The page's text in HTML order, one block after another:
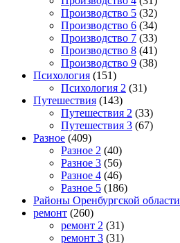
Производство 5 (32)
Производство 6 (34)
Производство 7 (33)
Производство 8 (41)
Производство 9 (38)
Психология (151)
Психология 2 (31)
Путешествия (143)
Путешествия 2 (33)
Путешествия 3 (67)
Разное (409)
Разное 2 (40)
Разное 3 (56)
Разное 4 (46)
Разное 5 (186)
Районы Оренбургской области
ремонт (260)
ремонт 2 (31)
ремонт 3 (31)